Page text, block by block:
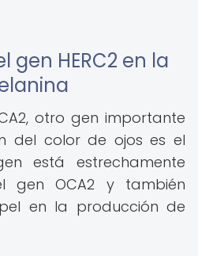
gen HERC2 en la
otro gen importante
del color de ojos es el
está estrechamente
gen OCA2 y también
en la producción de